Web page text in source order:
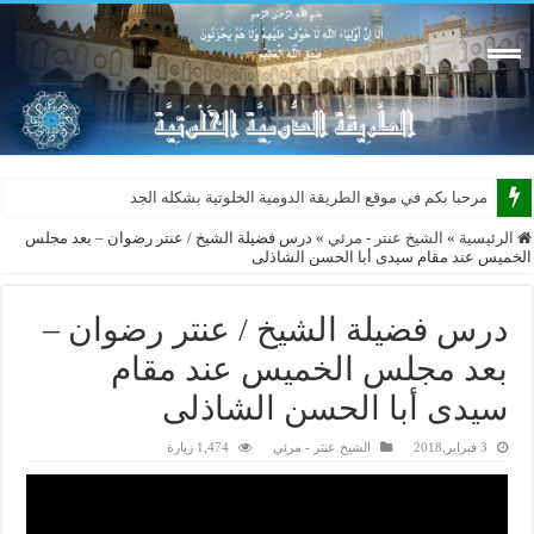
مرحبا بكم في موقع الطريقة الدومية الخلوتية بشكله الجديد 2015
الرئيسية » الشيخ عنتر - مرئي » درس فضيلة الشيخ / عنتر رضوان – بعد مجلس
الخميس عند مقام سيدى أبا الحسن الشاذلى
درس فضيلة الشيخ / عنتر رضوان –
بعد مجلس الخميس عند مقام
سيدى أبا الحسن الشاذلى
3 فبراير,2018 الشيخ عنتر - مرئي 1,474 زيارة